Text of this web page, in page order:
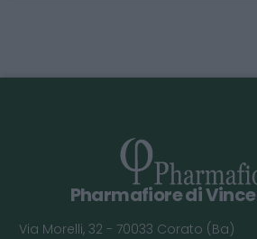
Pharmafiore di
Via Morelli, 32 - 70033 Corato (Ba)